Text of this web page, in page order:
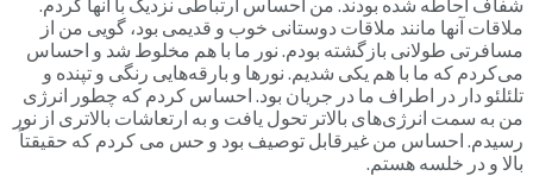
شفاف احاطه شده بودند. من احساس ارتباطی نزدیک با آنها کردم.
ملاقات آنها مانند ملاقات دوستانی خوب و قدیمی بود، گویی من از
مسافرتی طولانی بازگشته بودم. نور ما با هم مخلوط شد و احساس
می‌کردم که ما با هم یکی شدیم. نورها و بارقه‌هایی رنگی و تپنده و
تلئلئو دار در اطراف ما در جریان بود. احساس کردم که چطور انرژی
من به سمت انرژی‌های بالاتر تحول یافت و به ارتعاشات بالاتری از نور
رسیدم. احساس من غیرقابل توصیف بود و حس می کردم که حقیقتاً
بالا و در خلسه هستم.